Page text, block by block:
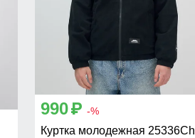
990 p -%
Куртка молодежная 25336Ch